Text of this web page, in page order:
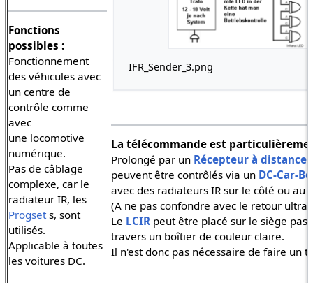
Fonctions
possibles :
Fonctionnement
des véhicules avec
un centre de
contrôle comme
avec
une locomotive
numérique.
Pas de câblage
complexe, car le
radiateur IR, les
Progsets, sont
utilisés.
Applicable à toutes
les voitures DC.
IFR_Sender_3.png
La télécommande est
Prolongé par un Récepteur à distance
peuvent être contrôlés via un DC-Car-
avec des radiateurs IR sur le côté ou au
(A ne pas confondre avec le retour
Le LCIR peut être placé sur le siège
travers un boîtier de couleur claire.
Il n'est donc pas nécessaire de faire un